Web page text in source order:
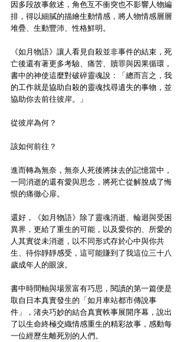
因多段故事敘述，角色互不衝突也不影響人物編
排，得以細膩的描繪生動情感，將人物情感層層
堆疊、生動豐沛、性格鮮明。
《如月物語》讓人看見自殺並非事件的結束，死
亡後還有著更多考驗、痛苦、贖罪與因果循環，
書中的神使這麼對破碎靈魂說：「總而言之，我
的工作就是協助自殺的靈魂找尋遺失的事物，並
協助你去前往彼岸。」
從彼岸為何？
該如何前往？
進而轉為無奈，無奈人死後將抹去的記憶當中，
一同消逝的還有愛與思念，將死亡從解脫成了悔
恨的痛徹心扉。
還好，《如月物語》除了靈魂消逝、輪迴與受困
異界，更給了重生的可能，以及愛你的、所愛的
人其實從未消逝，以不同形式存於心中與你共
生、待你靜靜感受，這可能賺到了我這位三十八
歲成年人的眼淚。
書中時間軸與場景富有巧思，閱讀的第一篇便是
取自日本真實發生的「如月車站都市傳說事
件」，渚央巧妙的結合真實軼事展開序幕，說出
了以生命終極交織情感重生的精彩故事，感動每
一位經歷生離死別的人們。